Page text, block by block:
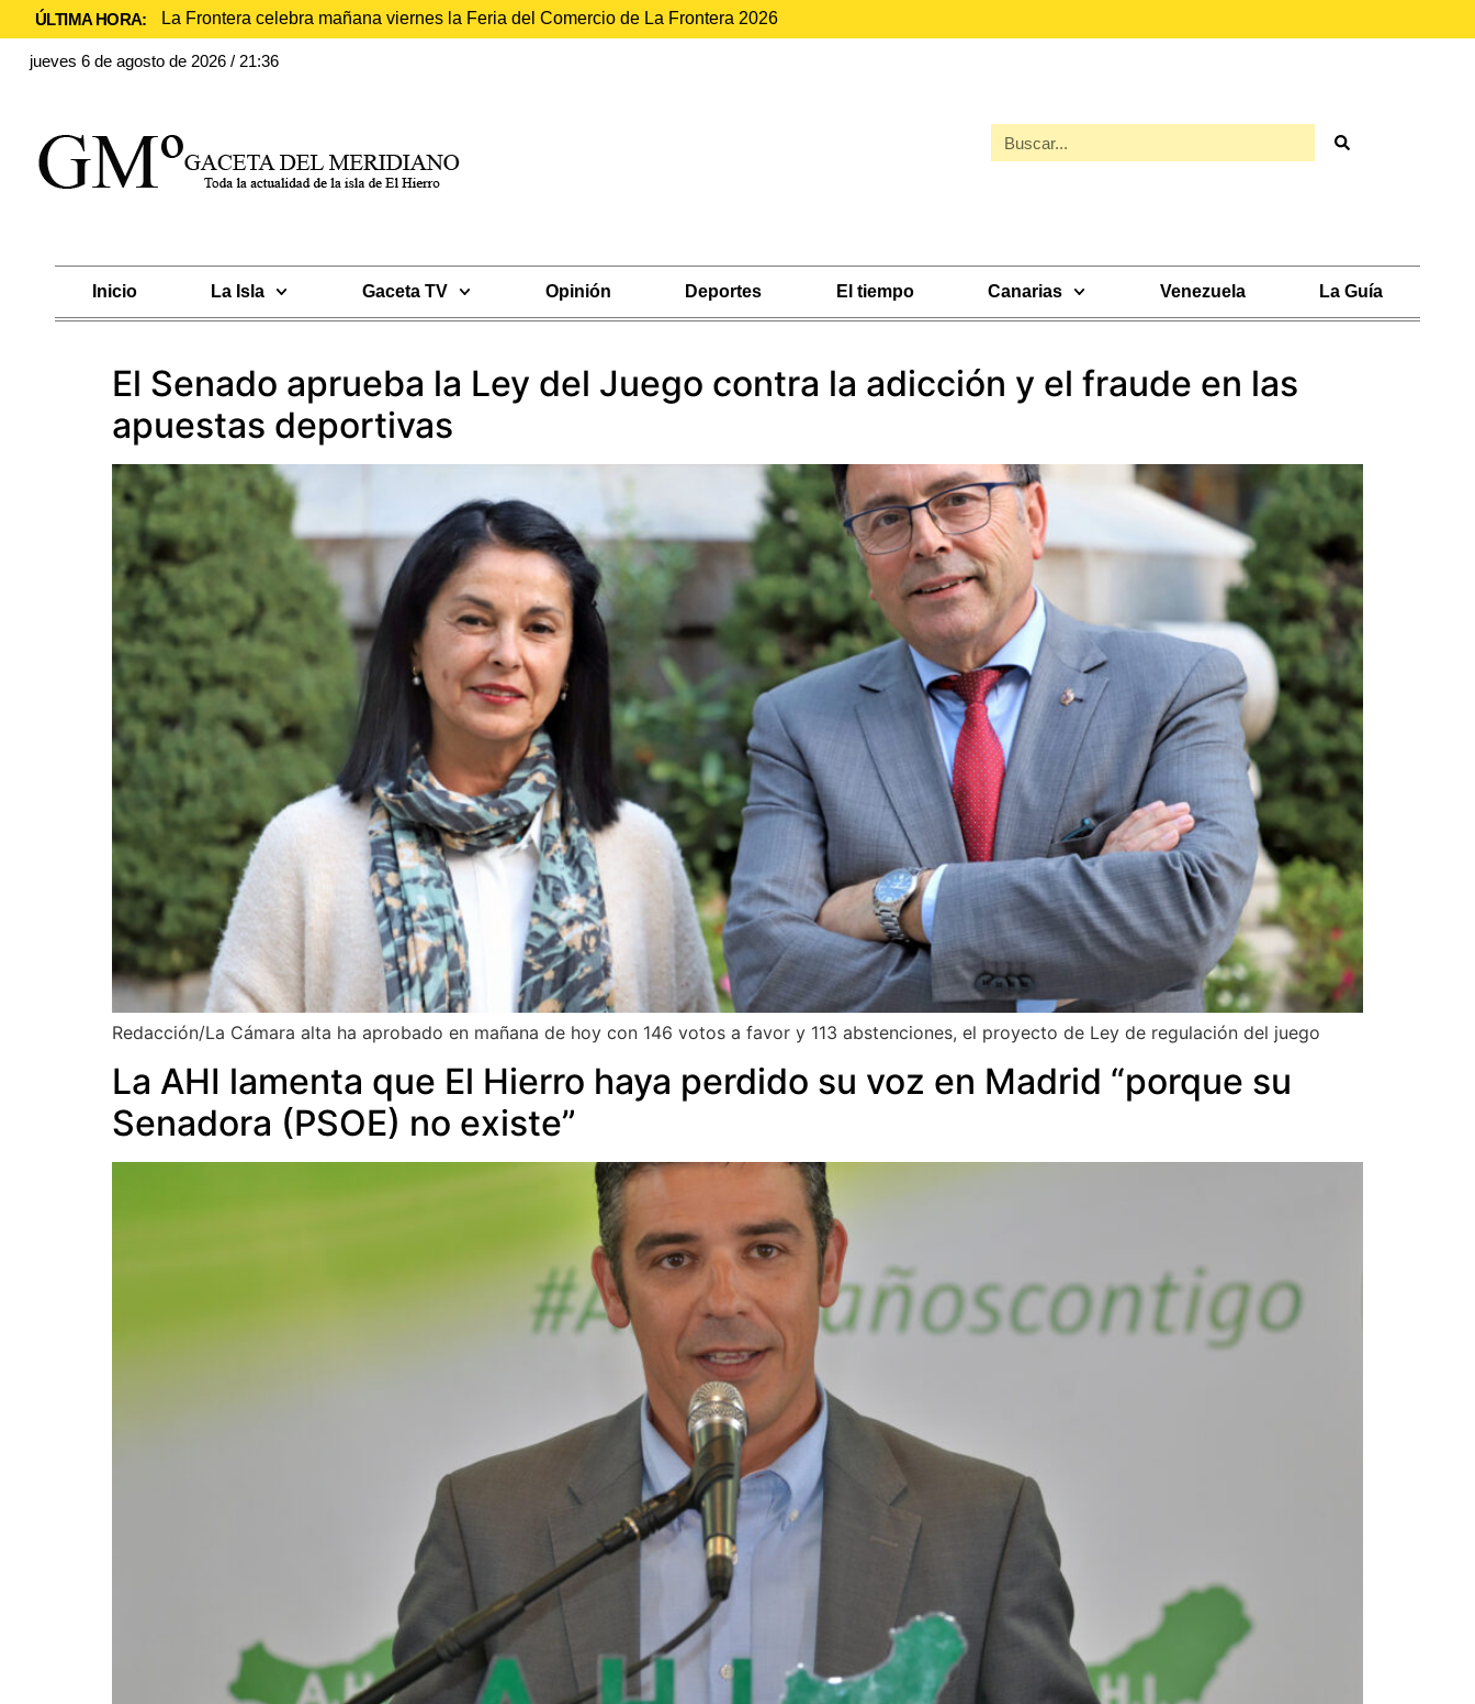
ÚLTIMA HORA: La Frontera celebra mañana viernes la Feria del Comercio de La Frontera 2026
jueves 6 de agosto de 2026 / 21:36
Inicio La Isla Gaceta TV Opinión Deportes El tiempo Canarias Venezuela La Guía
El Senado aprueba la Ley del Juego contra la adicción y el fraude en las
apuestas deportivas
Redacción/La Cámara alta ha aprobado en mañana de hoy con 146 votos a favor y 113 abstenciones, el proyecto de Ley de regulación del juego
La AHI lamenta que El Hierro haya perdido su voz en Madrid “porque su
Senadora (PSOE) no existe”